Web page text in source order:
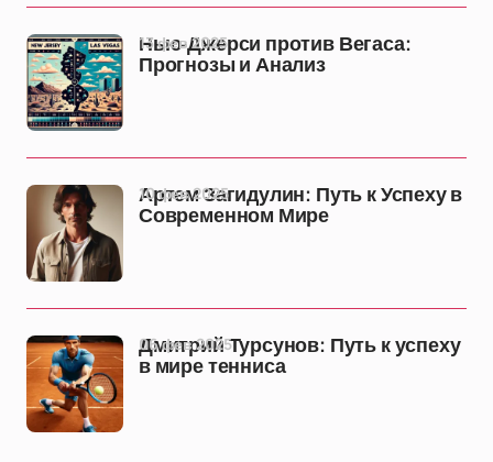
Нью-Джерси против Вегаса:
Прогнозы и Анализ
13 фев 2025
Артем Загидулин: Путь к Успеху в
Современном Мире
10 фев 2025
Дмитрий Турсунов: Путь к успеху
в мире тенниса
06 фев 2025